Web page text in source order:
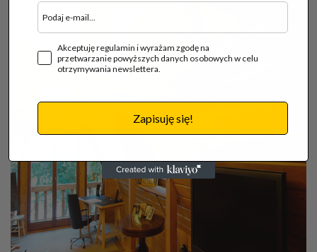
Akceptuję regulamin i wyrażam zgodę na
przetwarzanie powyższych danych osobowych w celu
otrzymywania newslettera.
Zapisuję się!